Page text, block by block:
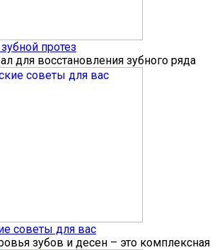
протез
для восстановления зубного ряда
советы для вас
зубов и десен – это комплексная